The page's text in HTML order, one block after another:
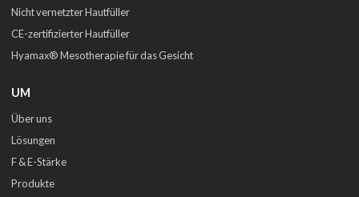
Nicht vernetzter Hautfüller
CE-zertifizierter Hautfüller
Hyamax® Mesotherapie für das Gesicht
UM
Über uns
Lösungen
F & E-Stärke
Produkte